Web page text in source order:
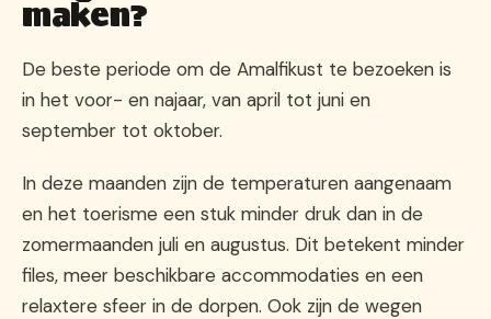
maken?
De beste periode om de Amalfikust te bezoeken is
in het voor- en najaar, van april tot juni en
september tot oktober.
In deze maanden zijn de temperaturen aangenaam
en het toerisme een stuk minder druk dan in de
zomermaanden juli en augustus. Dit betekent minder
files, meer beschikbare accommodaties en een
relaxtere sfeer in de dorpen. Ook zijn de wegen